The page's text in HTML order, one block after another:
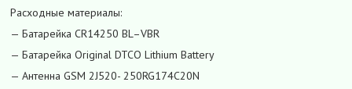
Расходные материалы:
— Батарейка CR14250 BL–VBR
— Батарейка Original DTCO Lithium Battery
— Антенна GSM 2J520- 250RG174C20N